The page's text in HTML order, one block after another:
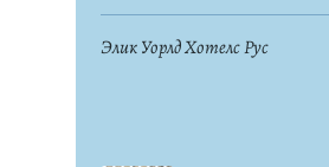
Элик Уорлд Хотелс Рус